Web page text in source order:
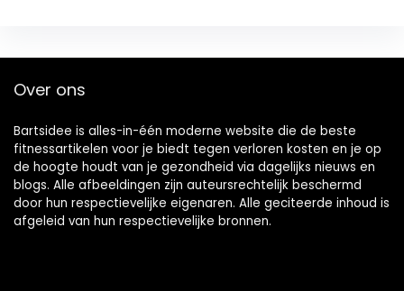
Over ons
Bartsidee is alles-in-één moderne website die de beste
fitnessartikelen voor je biedt tegen verloren kosten en je op
de hoogte houdt van je gezondheid via dagelijks nieuws en
blogs. Alle afbeeldingen zijn auteursrechtelijk beschermd
door hun respectievelijke eigenaren. Alle geciteerde inhoud is
afgeleid van hun respectievelijke bronnen.